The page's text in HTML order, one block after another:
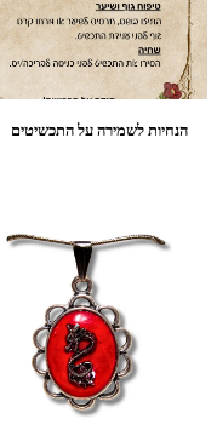
הנחיות לשמירה על התכשיטים